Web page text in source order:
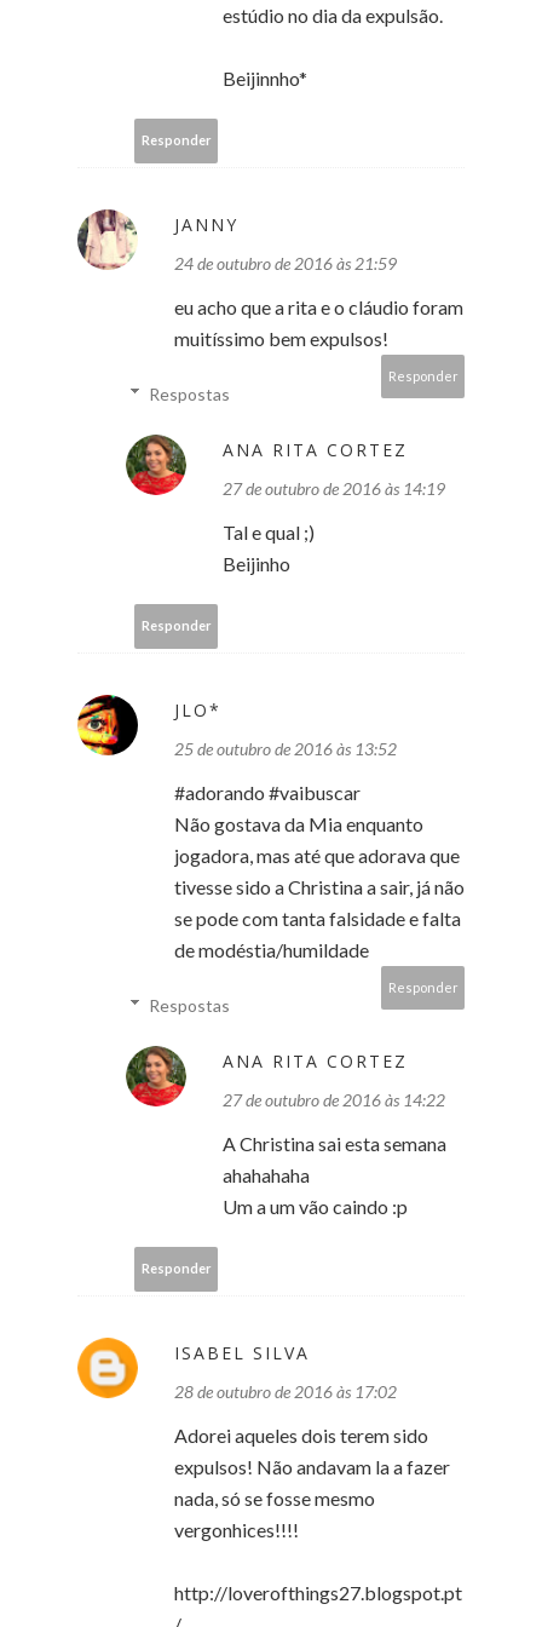
estúdio no dia da expulsão.
Beijinnho*
Responder
JANNY
24 de outubro de 2016 às 21:59
eu acho que a rita e o cláudio foram
muitíssimo bem expulsos!
Responder
Respostas
ANA RITA CORTEZ
27 de outubro de 2016 às 14:19
Tal e qual ;)
Beijinho
Responder
JLO*
25 de outubro de 2016 às 13:52
#adorando #vaibuscar
Não gostava da Mia enquanto
jogadora, mas até que adorava que
tivesse sido a Christina a sair, já não
se pode com tanta falsidade e falta
de modéstia/humildade
Responder
Respostas
ANA RITA CORTEZ
27 de outubro de 2016 às 14:22
A Christina sai esta semana
ahahahaha
Um a um vão caindo :p
Responder
ISABEL SILVA
28 de outubro de 2016 às 17:02
Adorei aqueles dois terem sido
expulsos! Não andavam la a fazer
nada, só se fosse mesmo
vergonhices!!!!
http://loverofthings27.blogspot.pt